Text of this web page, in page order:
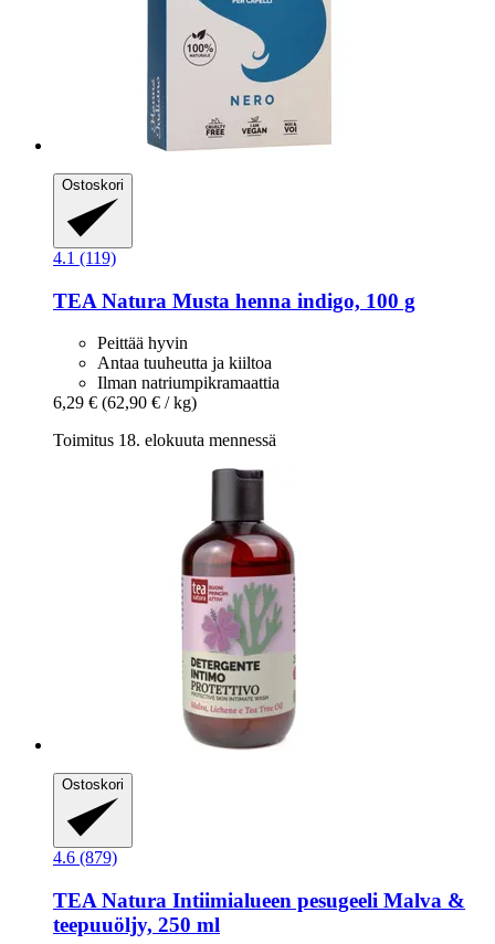
Ostoskori
4.1 (119)
TEA Natura Musta henna indigo, 100 g
Peittää hyvin
Antaa tuuheutta ja kiiltoa
Ilman natriumpikramaattia
6,29 € (62,90 € / kg)
Toimitus 18. elokuuta mennessä
Ostoskori
4.6 (879)
TEA Natura Intiimialueen pesugeeli Malva &
teepuuöljy, 250 ml